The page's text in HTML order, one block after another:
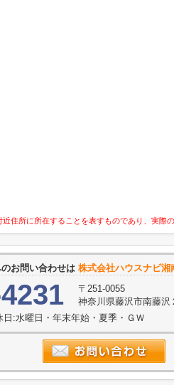
住所に所在することを表すものであり、実際
お問い合わせは 株式会社ハウスナビ
〒251-0055
神奈川県藤沢市南藤
:水曜日・年末年始・夏季・ＧＷ